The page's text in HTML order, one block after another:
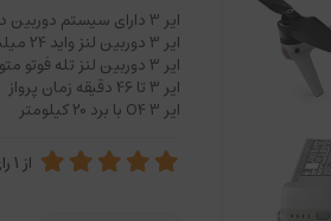
ایر 3 دارای سیستم دوربین دوگانه
ایر 3 دوربین لنز واید 24 میلیمتری 48 مگاپیکسل 1/1.3دارای F1.7
ایر 3 دوربین لنز تله فوتو متوسط 70 میلی‌متری 48 مگاپیکسلی با زوم 3 برابری سنسور سایز 1/1.3دارای F2.8
ایر 3 تا 46 دقیقه زمان پرواز
ایر 3 O4 با برد 20 کیلومتر
از1